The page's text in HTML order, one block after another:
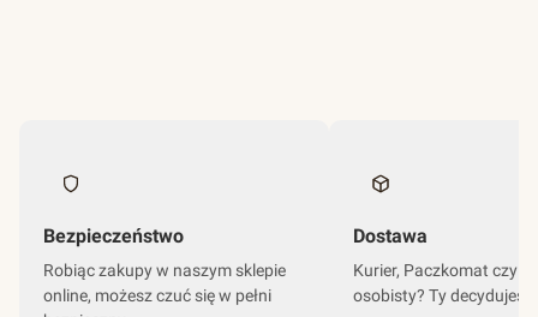
Bezpieczeństwo
Robiąc zakupy w naszym sklepie
online, możesz czuć się w pełni
Dostawa
Kurier, Paczkomat czy
osobisty? Ty decydujesz.